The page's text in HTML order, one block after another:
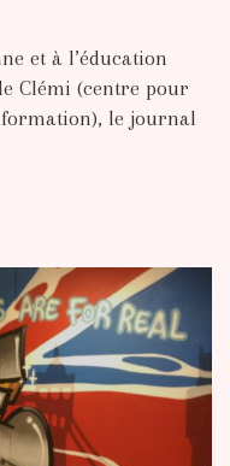
et à l’éducation
Clémi (centre pour
le journal